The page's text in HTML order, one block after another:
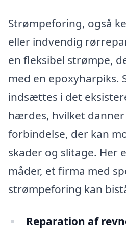
Strømpeforing, også
eller indvendig
en fleksibel strømpe,
med en epoxyharpiks.
indsættes i det
hærdes, hvilket
forbindelse, der kan
skader og slitage. Her
måder, et firma med
strømpeforing kan
Reparation af